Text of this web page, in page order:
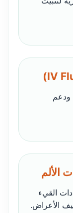
ودعم
القيء